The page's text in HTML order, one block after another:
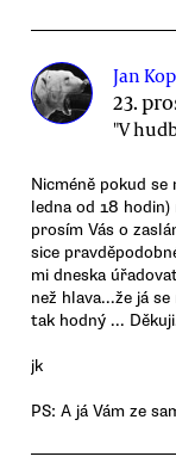
Jan
23.
"V
Nicméně pokud se
ledna od 18
prosím Vás o
sice
mi dneska
než hlava...že já
tak hodný ...
jk
PS: A já Vám ze